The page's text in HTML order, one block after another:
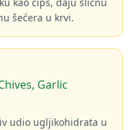
šećera u krvi.
Garlic
udio ugljikohidrata u